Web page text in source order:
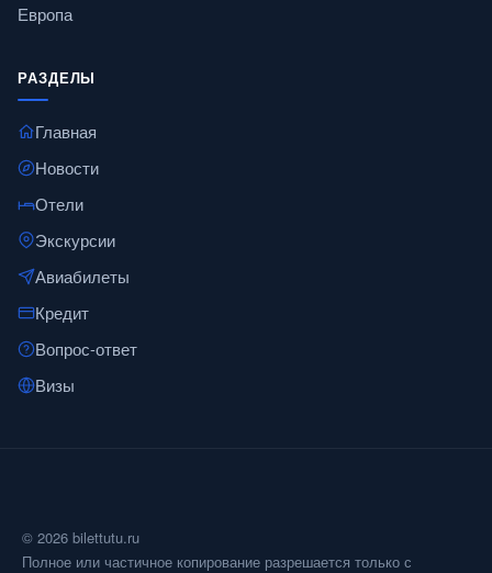
Европа
РАЗДЕЛЫ
Главная
Новости
Отели
Экскурсии
Авиабилеты
Кредит
Вопрос-ответ
Визы
© 2026 bilettutu.ru
Полное или частичное копирование разрешается только с